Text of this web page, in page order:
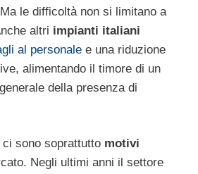
le difficoltà non si limitano a
altri impianti italiani
al personale e una riduzione
alimentando il timore di un
della presenza di
sono soprattutto motivi
Negli ultimi anni il settore